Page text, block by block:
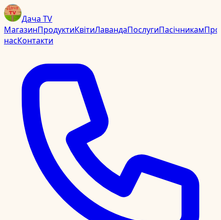
Дача TV
МагазинПродуктиКвітиЛавандаПослугиПасічникамПро
насКонтакти